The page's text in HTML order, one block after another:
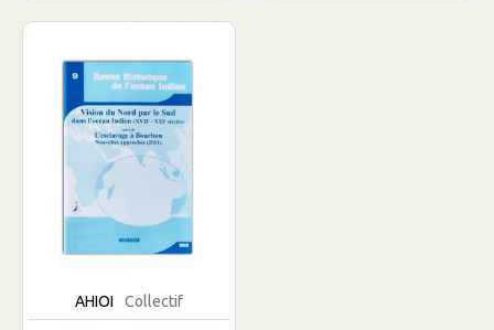
AHIOI Collectif